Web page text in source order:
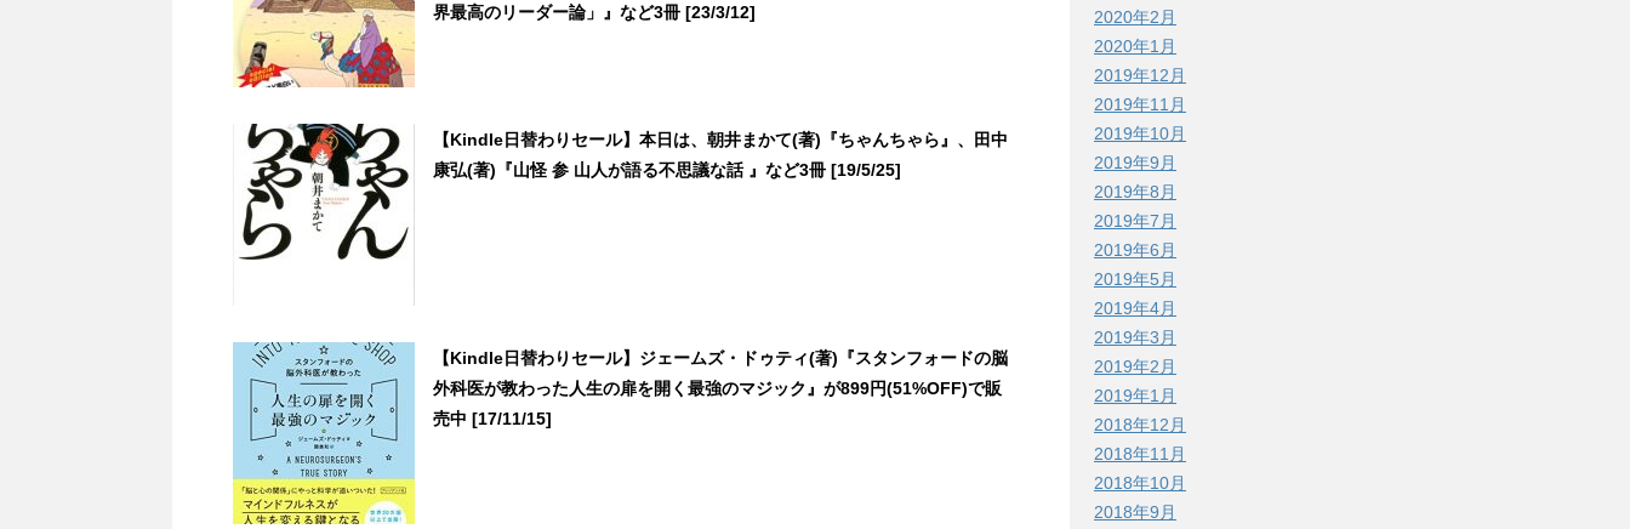
界最高のリーダー論」』など3冊 [23/3/12]
【Kindle日替わりセール】本日は、朝井まかて(著)『ちゃんちゃら』、田中
康弘(著)『山怪 参 山人が語る不思議な話 』など3冊 [19/5/25]
【Kindle日替わりセール】ジェームズ・ドゥティ(著)『スタンフォードの脳
外科医が教わった人生の扉を開く最強のマジック』が899円(51%OFF)で販
売中 [17/11/15]
2020年2月
2020年1月
2019年12月
2019年11月
2019年10月
2019年9月
2019年8月
2019年7月
2019年6月
2019年5月
2019年4月
2019年3月
2019年2月
2019年1月
2018年12月
2018年11月
2018年10月
2018年9月